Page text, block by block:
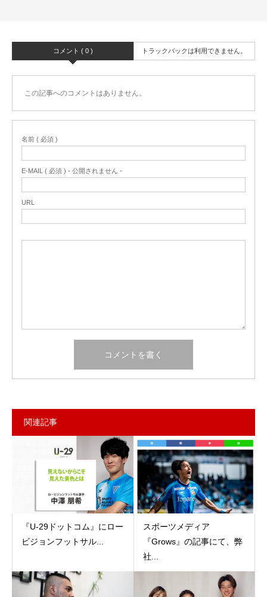
コメント ( 0 ) トラックバックは利用できません。
この記事へのコメントはありません。
名前 ( 必須 )
E-MAIL ( 必須 ) - 公開されません -
URL
関連記事
『U-29ドットコム』にロー
ビジョンフットサル...
スポーツメディア
『Grows』の記事にて、弊
社...